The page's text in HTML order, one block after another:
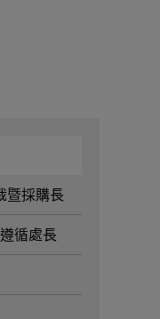
暨採購長
循處長